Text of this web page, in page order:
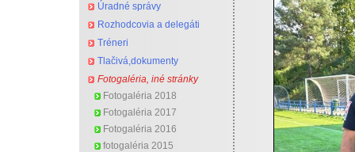
Úradné správy
Rozhodcovia a delegáti
Tréneri
Tlačivá,dokumenty
Fotogaléria, iné stránky
Fotogaléria 2018
Fotogaléria 2017
Fotogaléria 2016
fotogaléria 2015